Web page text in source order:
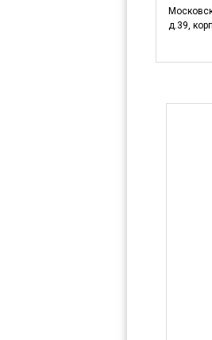
д.39,